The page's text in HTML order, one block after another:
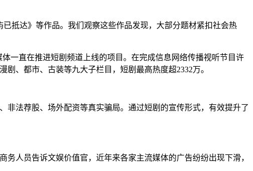
抵达》等作品。 我们观察这些作品发现，大部分题材紧扣社会热
一直在推进短剧频道上线的项目。在完成信息网络传播视听节目许
剧、都市、古装等九大子栏目，短剧最高热度超2332万。
非法荐股、场外配资等真实骗局。通过短剧的宣传形式，有效提升了
务人员告诉文娱价值官，近年来各家主流媒体的广告纷纷出现下滑，